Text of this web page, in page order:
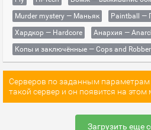
Murder mystery — Маньяк
Paintball —
Хардкор — Hardcore
Анархия —
Копы и заключённые — Cops and
Серверов по заданным параметрам
такой сервер и он появится на этом
Загрузить еще